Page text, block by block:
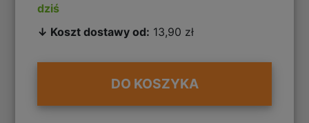
dziś
↓ Koszt dostawy od: 13,90 zł
DO KOSZYKA